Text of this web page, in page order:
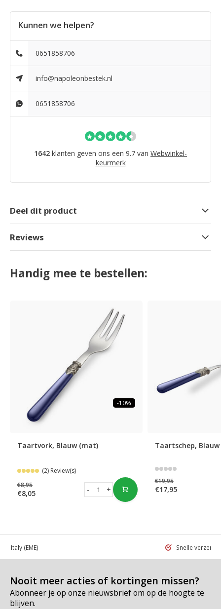
Kunnen we helpen?
0651858706
info@napoleonbestek.nl
0651858706
1642 klanten geven ons een 9.7 van Webwinkel-
keurmerk
Deel dit product
Reviews
Handig mee te bestellen:
-10%
Taartvork, Blauw (mat)
(2) Review(s)
€8,95
€8,05 +
-
Taartschep,
€19,95
€17,95
in Italy (EME) Snelle
Nooit meer acties of kortingen missen?
Abonneer je op onze nieuwsbrief om op de hoogte te
blijven.